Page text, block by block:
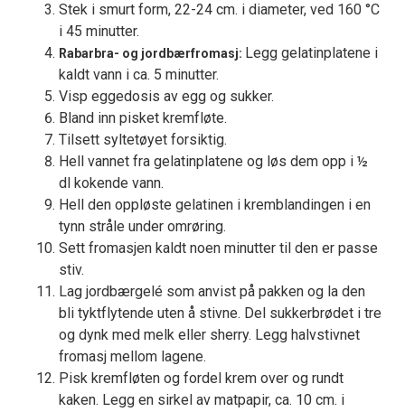
Stek i smurt form, 22-24 cm. i diameter, ved 160 °C
i 45 minutter.
Rabarbra- og jordbærfromasj: Legg gelatinplatene i
kaldt vann i ca. 5 minutter.
Visp eggedosis av egg og sukker.
Bland inn pisket kremfløte.
Tilsett syltetøyet forsiktig.
Hell vannet fra gelatinplatene og løs dem opp i ½
dl kokende vann.
Hell den oppløste gelatinen i kremblandingen i en
tynn stråle under omrøring.
Sett fromasjen kaldt noen minutter til den er passe
stiv.
Lag jordbærgelé som anvist på pakken og la den
bli tyktflytende uten å stivne. Del sukkerbrødet i tre
og dynk med melk eller sherry. Legg halvstivnet
fromasj mellom lagene.
Pisk kremfløten og fordel krem over og rundt
kaken. Legg en sirkel av matpapir, ca. 10 cm. i